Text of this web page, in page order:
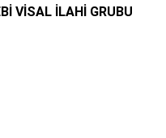
VISAL İLAHI GRUBU